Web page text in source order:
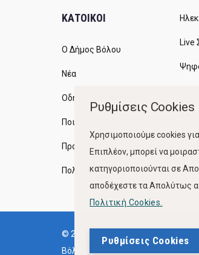
ΚΑΤΟΙΚΟΙ
Ο Δήμος Βόλου
Νέα
Οδηγός του πολίτη
Ποιότητα Ζωής
Προγράμματα
Πολιτική Ποιότητας
Live
© 2023, Δήμος
Βόλου
Ρυθμίσεις Cookies
Χρησιμοποιούμε cookies
Επιπλέον, μπορεί να
κατηγοριοποιούνται σε
αποδέχεστε τα Απολύτως
Πολιτική Cookies.
Ρυθμίσεις Cookies